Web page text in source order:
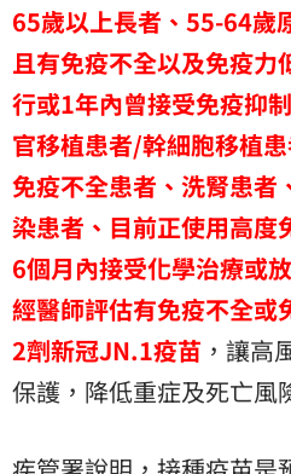
65歲以上長者、55-64歲
且有免疫不全以及免疫
行或1年內曾接受免疫抑
官移植患者/幹細胞移植
免疫不全患者、洗腎患者
染患者、目前正使用高度
6個月內接受化學治療或
經醫師評估有免疫不全或
2劑新冠JN.1疫苗 ，讓高
保護，降低重症及死亡風